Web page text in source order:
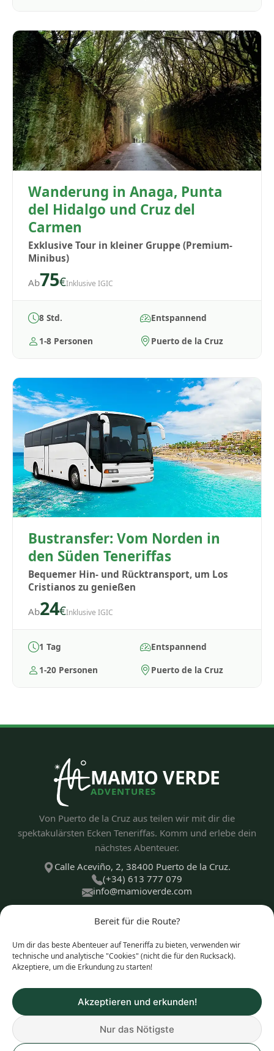
Bereit für die Route?
Um dir das beste Abenteuer auf Teneriffa zu bieten, verwenden wir
technische und analytische "Cookies" (nicht die für den Rucksack).
Akzeptiere, um die Erkundung zu starten!
Akzeptieren und erkunden!
Nur das Nötigste
Wanderung in Anaga, Punta
del Hidalgo und Cruz del
Carmen
Exklusive Tour in kleiner Gruppe (Premium-
Minibus)
Ab75€Inklusive IGIC
8 Std.
Entspannend
1-8 Personen
Puerto de la Cruz
Bustransfer: Vom Norden in
den Süden Teneriffas
Bequemer Hin- und Rücktransport, um Los
Cristianos zu genießen
Ab24€Inklusive IGIC
1 Tag
Entspannend
1-20 Personen
Puerto de la Cruz
MAMIO VERDE
ADVENTURES
Von Puerto de la Cruz aus teilen wir mit dir die
spektakulärsten Ecken Teneriffas. Komm und erlebe dein
nächstes Abenteuer.
Calle Aceviño, 2, 38400 Puerto de la Cruz.
(+34) 613 777 079
info@mamioverde.com
ENTDECKEN